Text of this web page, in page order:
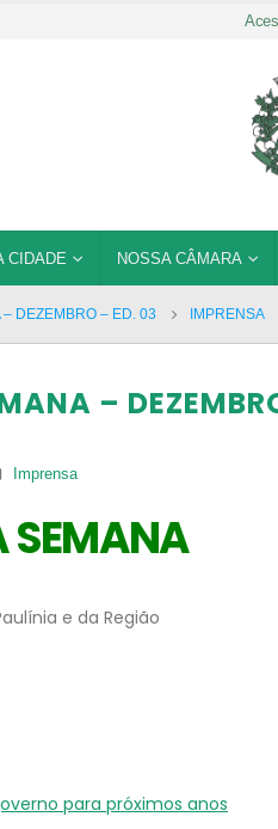
CIDADE NOSSA CÂMARA
DEZEMBRO – ED. 03 IMPRENSA
–
Imprensa
SEMANA
e da Região
para próximos anos